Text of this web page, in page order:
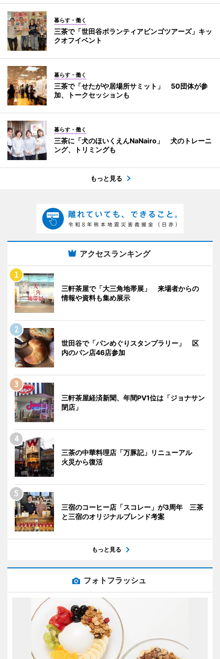
暮らす・働く
三茶で「世田谷ボランティアビンゴツアーズ」キッ
クオフイベント
暮らす・働く
三茶で「せたがや居場所サミット」 50団体が参
加、トークセッションも
暮らす・働く
三茶に「犬のほいくえんNaNairo」 犬のトレーニ
ング、トリミングも
もっと見る
アクセスランキング
三軒茶屋で「大三角地帯展」 来場者からの
情報や資料も集め展示
世田谷で「パンめぐりスタンプラリー」 区
内のパン店46店参加
三軒茶屋経済新聞、年間PV1位は「ジョナサン
閉店」
三茶の中華料理店「万豚記」リニューアル
火災から復活
三宿のコーヒー店「スコレー」が3周年 三茶
と三宿のオリジナルブレンド考案
もっと見る
フォトフラッシュ